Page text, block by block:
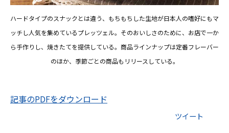
ハードタイプのスナックとは違う、もちもちした生地が日本人の嗜好にもマ
ッチし人気を集めているプレッツェル。そのおいしさのために、お店で一か
ら手作りし、焼きたてを提供している。商品ラインナップは定番フレーバー
のほか、季節ごとの商品もリリースしている。
記事のPDFをダウンロード
ツイート